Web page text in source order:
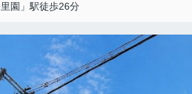
園」駅徒歩26分